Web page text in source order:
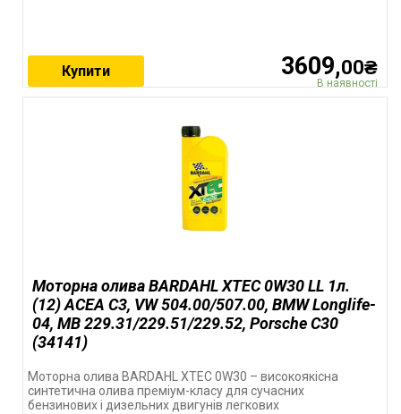
3609,00₴
В наявності
Купити
Моторна олива BARDAHL XTEC 0W30 LL 1л.
(12) ACEA C3, VW 504.00/507.00, BMW Longlife-
04, MB 229.31/229.51/229.52, Porsche C30
(34141)
Моторна олива BARDAHL XTEC 0W30 – високоякісна
синтетична олива преміум-класу для сучасних
бензинових і дизельних двигунів легкових